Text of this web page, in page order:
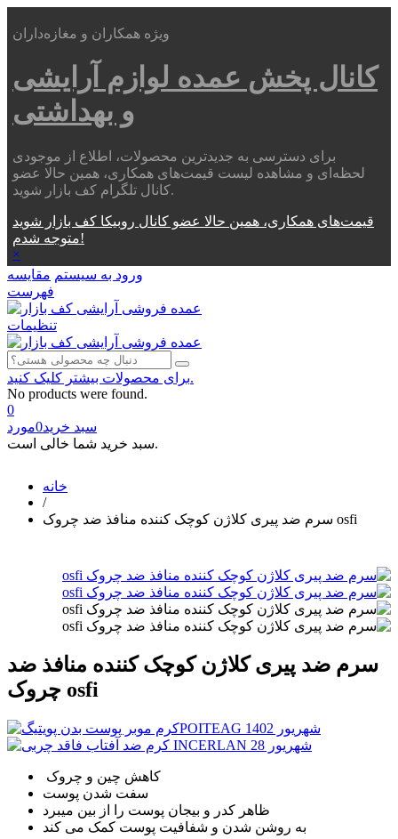
ویژه همکاران و مغازه‌داران
کانال پخش عمده لوازم آرایشی
و بهداشتی
برای دسترسی به جدیدترین محصولات، اطلاع از موجودی
لحظه‌ای و مشاهده لیست قیمت‌های همکاری، همین حالا عضو
کانال تلگرام کف بازار شوید.
قیمت‌های همکاری، همین حالا عضو کانال روبیکا کف بازار شوید
متوجه شدم!
×
ورود به سیستم مقایسه
فهرست
تنظیمات
برای محصولات بیشتر کلیک کنید.
No products were found.
0
سبد خرید0مورد
سبد خرید شما خالی است.
خانه
/
سرم ضد پیری کلاژن کوچک کننده منافذ ضد چروک osfi
سرم ضد پیری کلاژن کوچک کننده منافذ ضد
چروک osfi
کاهش چین و چروک
سفت شدن پوست
ظاهر کدر و بیجان پوست را از بین میبرد
به روشن شدن و شفافیت پوست کمک می کند